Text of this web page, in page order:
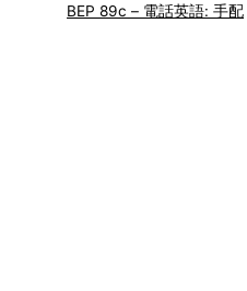
BEP 89c – 電話英語: 手配